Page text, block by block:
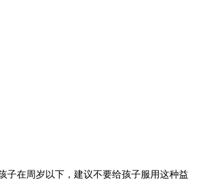
子在周岁以下，建议不要给孩子服用这种益